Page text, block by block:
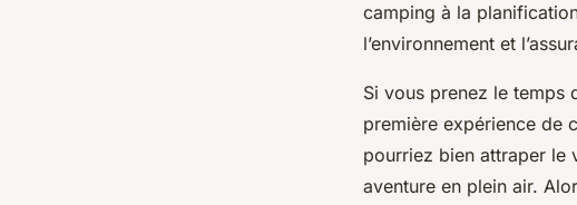
camping à la
l’environnement et
Si vous prenez le temps
première expérience de
pourriez bien attraper le
aventure en plein air.